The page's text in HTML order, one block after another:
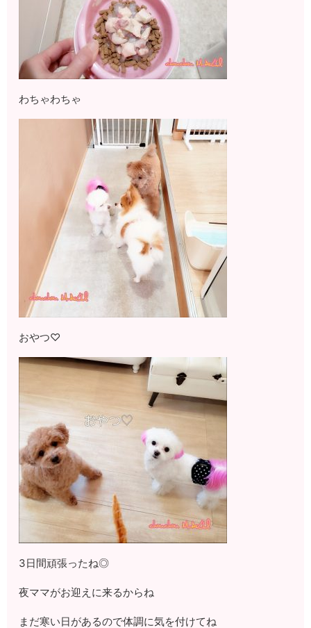
わちゃわちゃ
おやつ♡
3日間頑張ったね◎
夜ママがお迎えに来るからね
まだ寒い日があるので体調に気を付けてね